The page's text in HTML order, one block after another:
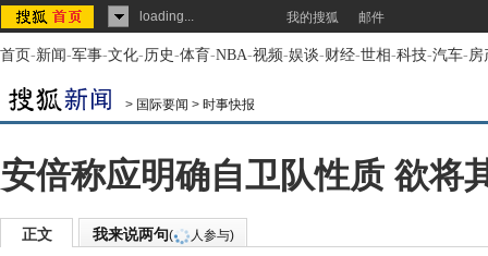
loading... 我的搜狐 邮件
首页-新闻-军事-文化-历史-体育-NBA-视频-娱谈-财经-世相-科技-汽车-房
> 国际要闻 > 时事快报
安倍称应明确自卫队性质 欲将
正文 我来说两句( 人参与)